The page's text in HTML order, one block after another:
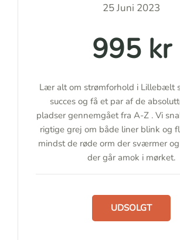
25 Juni 2023
995 kr
Lær alt om strømforhold i Lillebælt
succes og få et par af de
pladser gennemgået fra A-Z . Vi
rigtige grej om både liner blink og
mindst de røde orm der sværmer
der går amok i mørket.
UDSOLGT